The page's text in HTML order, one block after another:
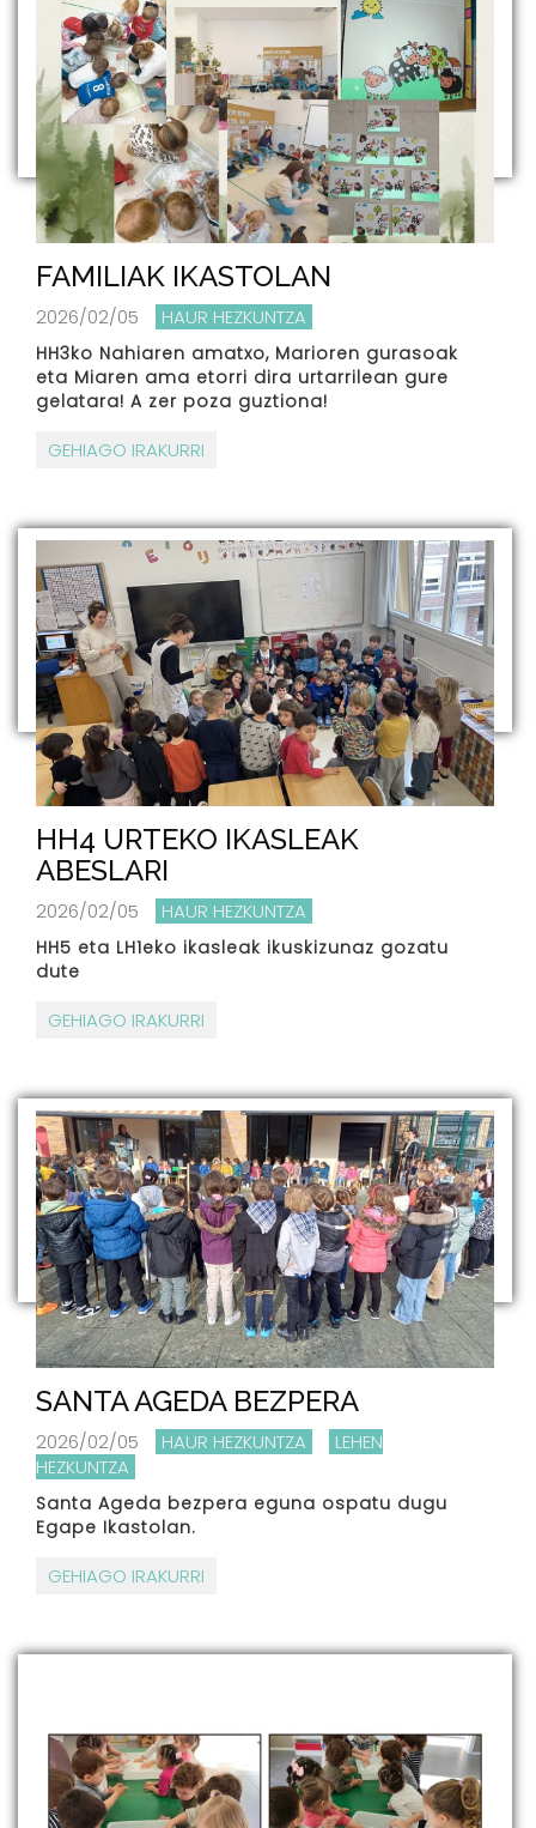
FAMILIAK IKASTOLAN
2026/02/05 HAUR HEZKUNTZA
HH3ko Nahiaren amatxo, Marioren gurasoak
eta Miaren ama etorri dira urtarrilean gure
gelatara! A zer poza guztiona!
GEHIAGO IRAKURRI
HH4 URTEKO IKASLEAK
ABESLARI
2026/02/05 HAUR HEZKUNTZA
HH5 eta LH1eko ikasleak ikuskizunaz gozatu
dute
GEHIAGO IRAKURRI
SANTA AGEDA BEZPERA
2026/02/05 HAUR HEZKUNTZA
LEHEN
HEZKUNTZA
Santa Ageda bezpera eguna ospatu dugu
Egape Ikastolan.
GEHIAGO IRAKURRI